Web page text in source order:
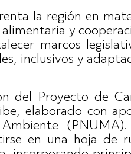
la región en
y
marcos
inclusivos y
del Proyecto de
elaborado con
(PNUMA).
en una hoja de